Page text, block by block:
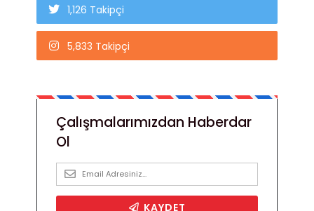
1,126 Takipçi
5,833 Takipçi